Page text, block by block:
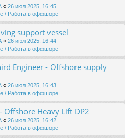
« 26 июл 2025, 16:45
/ Работа в оффшоре
support vessel
« 26 июл 2025, 16:44
/ Работа в оффшоре
Engineer - Offshore supply
« 26 июл 2025, 16:43
/ Работа в оффшоре
Offshore Heavy Lift DP2
« 26 июл 2025, 16:42
/ Работа в оффшоре